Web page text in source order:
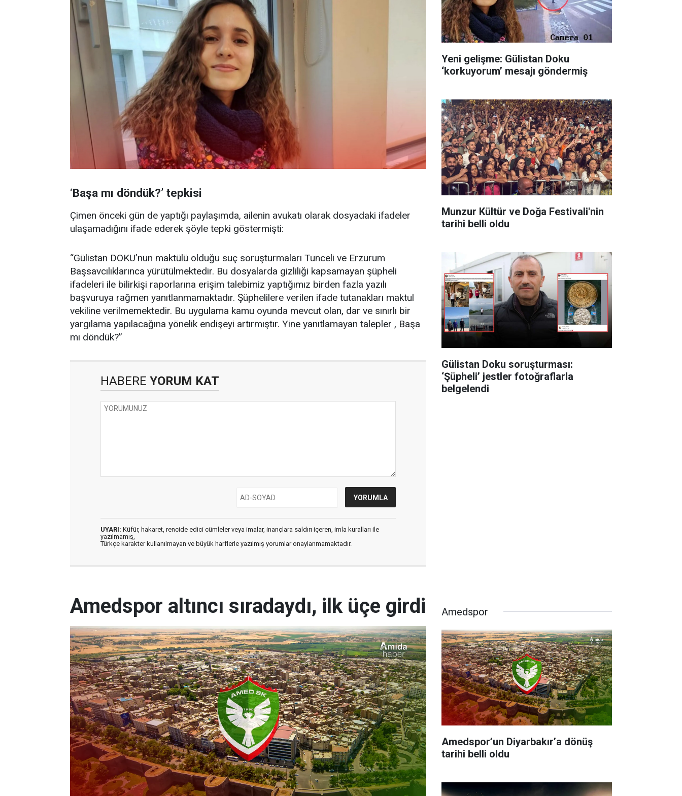
‘Başa mı döndük?’ tepkisi
Çimen önceki gün de yaptığı paylaşımda, ailenin avukatı olarak dosyadaki ifadeler
ulaşamadığını ifade ederek şöyle tepki göstermişti:
“Gülistan DOKU’nun maktülü olduğu suç soruşturmaları Tunceli ve Erzurum
Başsavcılıklarınca yürütülmektedir. Bu dosyalarda gizliliği kapsamayan şüpheli
ifadeleri ile bilirkişi raporlarına erişim talebimiz yaptığımız birden fazla yazılı
başvuruya rağmen yanıtlanmamaktadır. Şüphelilere verilen ifade tutanakları maktul
vekiline verilmemektedir. Bu uygulama kamu oyunda mevcut olan, dar ve sınırlı bir
yargılama yapılacağına yönelik endişeyi artırmıştır. Yine yanıtlamayan talepler , Başa
mı döndük?”
HABERE YORUM KAT
UYARI: Küfür, hakaret, rencide edici cümleler veya imalar, inançlara saldırı içeren, imla kuralları ile
yazılmamış,
Türkçe karakter kullanılmayan ve büyük harflerle yazılmış yorumlar onaylanmamaktadır.
Yeni gelişme: Gülistan Doku
‘korkuyorum’ mesajı göndermiş
Munzur Kültür ve Doğa Festivali'nin
tarihi belli oldu
Gülistan Doku soruşturması:
‘Şüpheli’ jestler fotoğraflarla
belgelendi
Amedspor altıncı sıradaydı, ilk üçe girdi Amedspor
Amedspor’un Diyarbakır’a dönüş
tarihi belli oldu